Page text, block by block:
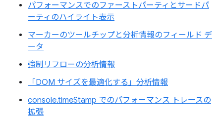
パフォーマンスでのファーストパーティとサードパ
ーティのハイライト表示
マーカーのツールチップと分析情報のフィールド デ
ータ
強制リフローの分析情報
「DOM サイズを最適化する」分析情報
console.timeStamp でのパフォーマンス トレースの
拡張